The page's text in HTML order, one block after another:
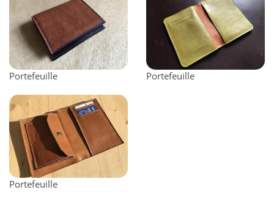
Portefeuille Portefeuille
Portefeuille